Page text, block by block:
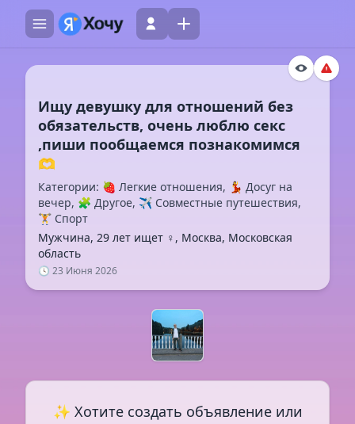
Ищу девушку для отношений без
обязательств, очень люблю секс
,пиши пообщаемся познакомимся
Категории: 🍓 Легкие отношения, 💃 Досуг на
вечер, 🧩 Другое, ✈️ Совместные путешествия,
🏋️ Спорт
Мужчина, 29 лет ищет ♀️, Москва, Московская
область
🕓 23 Июня 2026
✨ Хотите создать объявление или